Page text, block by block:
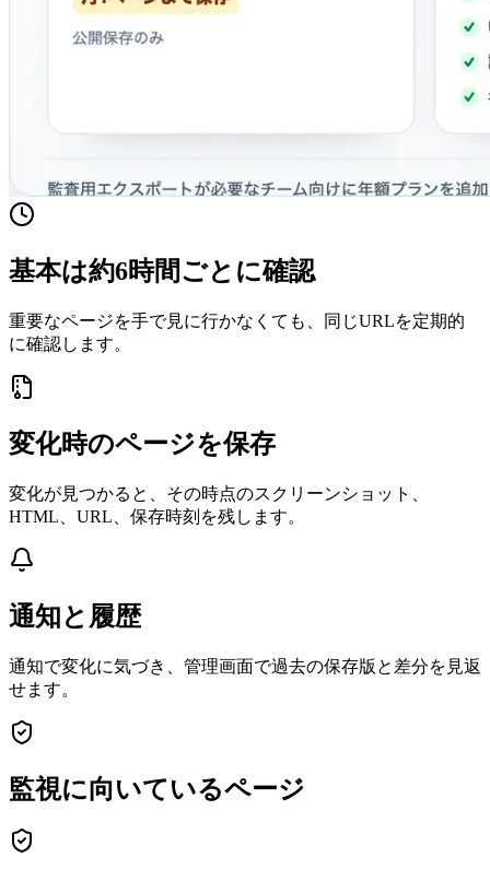
基本は約6時間ごとに確認
重要なページを手で見に行かなくても、同じURLを定期的
に確認します。
変化時のページを保存
変化が見つかると、その時点のスクリーンショット、
HTML、URL、保存時刻を残します。
通知と履歴
通知で変化に気づき、管理画面で過去の保存版と差分を見返
せます。
監視に向いているページ